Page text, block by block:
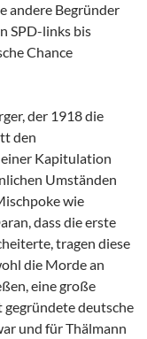
andere Begründer
SPD-links bis
Chance
der 1918 die
den
Kapitulation
Umständen
wie
dass die erste
tragen diese
die Morde an
eine große
gegründete deutsche
und für Thälmann